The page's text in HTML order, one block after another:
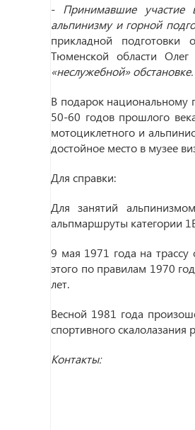
- Принимавшие участие
альпинизму и горной
прикладной подготовки
Тюменской области
«неслужебной»
В подарок национальному
50-60 годов прошлого
мотоциклетного и
достойное место в музее
Для справки:
Для занятий
альпмаршруты категории
9 мая 1971 года на
этого по правилам 1970
лет.
Весной 1981 года
спортивного
Контакты: